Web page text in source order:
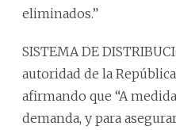
eliminados.”
SISTEMA DE
autoridad de la
afirmando que “A
demanda, y para